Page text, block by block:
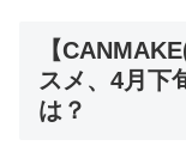
【
スメ、4月下
は？